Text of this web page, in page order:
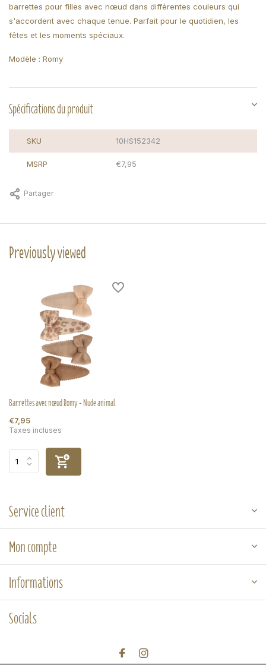
barrettes pour filles avec nœud dans différentes couleurs qui
s'accordent avec chaque tenue. Parfait pour le quotidien, les
fêtes et les moments spéciaux.
Modèle : Romy
Spécifications du produit
SKU 10HS152342
MSRP €7,95
Partager
Previously viewed
Barrettes avec nœud Romy - Nude animal
€7,95
Taxes incluses
Service client
Mon compte
Informations
Socials